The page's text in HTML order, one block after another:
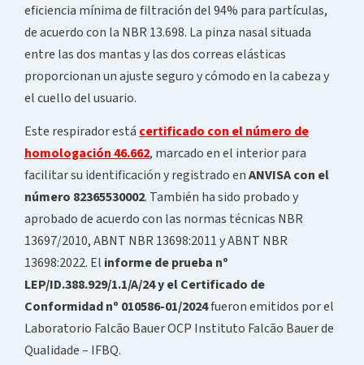
eficiencia mínima de filtración del 94% para partículas,
de acuerdo con la NBR 13.698. La pinza nasal situada
entre las dos mantas y las dos correas elásticas
proporcionan un ajuste seguro y cómodo en la cabeza y
el cuello del usuario.
Este respirador está certificado con el número de
homologación 46.662, marcado en el interior para
facilitar su identificación y registrado enANVISA con el
número 82365530002. También ha sido probado y
aprobado de acuerdo con las normas técnicas NBR
13697/2010, ABNT NBR 13698:2011 y ABNT NBR
13698:2022. El informe de prueba nº
LEP/ID.388.929/1.1/A/24 y el Certificado de
Conformidad nº 010586-01/2024fueron emitidos por el
Laboratorio Falcão Bauer OCP Instituto Falcão Bauer de
Qualidade – IFBQ.